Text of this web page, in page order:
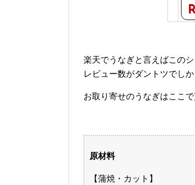
楽天でうなぎと言えばこの
レビュー数がダントツでしか
お取り寄せのうなぎはここ
原材料
【蒲焼・カット】